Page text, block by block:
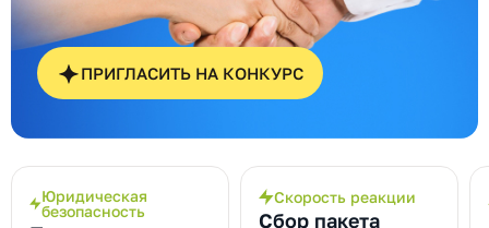
ПРИГЛАСИТЬ НА КОНКУРС
Юридическая
безопасность
Скорость реакции
Сбор пакета